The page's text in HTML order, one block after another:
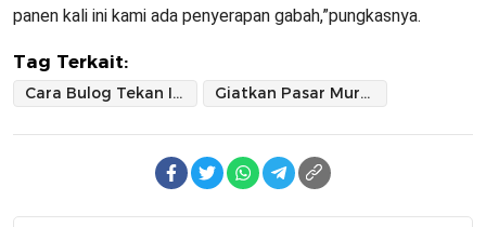
panen kali ini kami ada penyerapan gabah,”pungkasnya.
Tag Terkait:
Cara Bulog Tekan Inflasi Harga Giatkan Pasar Murah